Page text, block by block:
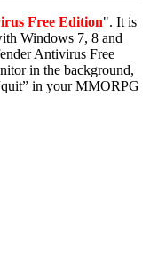
Free Edition". It is
Windows 7, 8 and
Antivirus Free
in the background,
in your MMORPG